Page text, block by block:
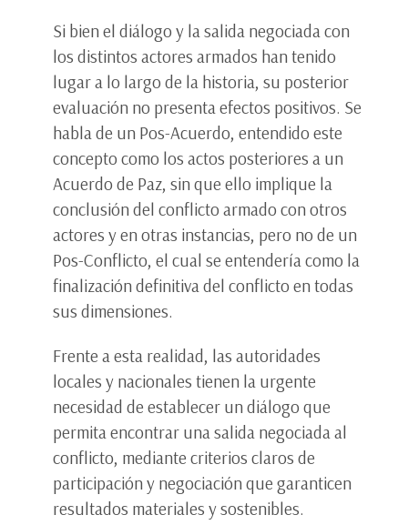
Si bien el diálogo y la salida negociada con
los distintos actores armados han tenido
lugar a lo largo de la historia, su posterior
evaluación no presenta efectos positivos. Se
habla de un Pos-Acuerdo, entendido este
concepto como los actos posteriores a un
Acuerdo de Paz, sin que ello implique la
conclusión del conflicto armado con otros
actores y en otras instancias, pero no de un
Pos-Conflicto, el cual se entendería como la
finalización definitiva del conflicto en todas
sus dimensiones.
Frente a esta realidad, las autoridades
locales y nacionales tienen la urgente
necesidad de establecer un diálogo que
permita encontrar una salida negociada al
conflicto, mediante criterios claros de
participación y negociación que garanticen
resultados materiales y sostenibles.